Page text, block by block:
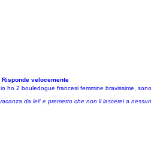
Risponde velocemente
2 bouledogue francesi femmine bravissime,
da lei! e premetto che non li lascerei a